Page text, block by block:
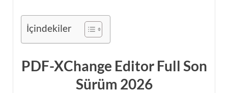
İçindekiler
PDF-XChange Editor Full Son
Sürüm 2026